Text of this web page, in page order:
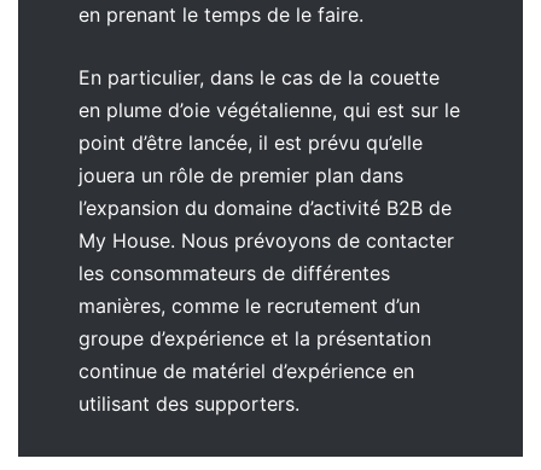
en prenant le temps de le faire.
En particulier, dans le cas de la couette
en plume d’oie végétalienne, qui est sur le
point d’être lancée, il est prévu qu’elle
jouera un rôle de premier plan dans
l’expansion du domaine d’activité B2B de
My House. Nous prévoyons de contacter
les consommateurs de différentes
manières, comme le recrutement d’un
groupe d’expérience et la présentation
continue de matériel d’expérience en
utilisant des supporters.